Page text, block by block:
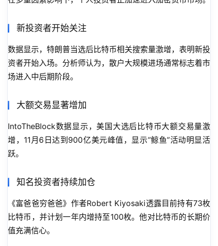
新投资者开始关注
数据显示，特朗普当选后比特币相关搜索量激增，表明新投
资者开始入场。分析师认为，散户大规模进场通常标志着市
场进入中后期阶段。
大额交易显著增加
IntoTheBlock数据显示，美国大选后比特币大额交易量激
增，11月6日达到900亿美元峰值，显示”鲸鱼”活动明显活
跃。
知名投资者持续加仓
《富爸爸穷爸爸》作者Robert Kiyosaki透露目前持有73枚
比特币，并计划一年内增持至100枚。他对比特币的长期价
值充满信心。